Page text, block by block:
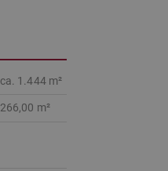
ca. 1.444 m²
266,00 m²